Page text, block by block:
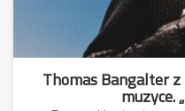
Thomas Bangalter
muzyce.